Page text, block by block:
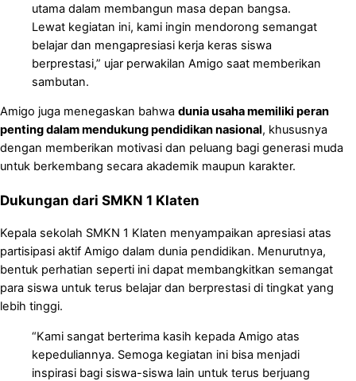
utama dalam membangun masa depan bangsa.
Lewat kegiatan ini, kami ingin mendorong semangat
belajar dan mengapresiasi kerja keras siswa
berprestasi,” ujar perwakilan Amigo saat memberikan
sambutan.
Amigo juga menegaskan bahwa dunia usaha memiliki peran
penting dalam mendukung pendidikan nasional, khususnya
dengan memberikan motivasi dan peluang bagi generasi muda
untuk berkembang secara akademik maupun karakter.
Dukungan dari SMKN 1 Klaten
Kepala sekolah SMKN 1 Klaten menyampaikan apresiasi atas
partisipasi aktif Amigo dalam dunia pendidikan. Menurutnya,
bentuk perhatian seperti ini dapat membangkitkan semangat
para siswa untuk terus belajar dan berprestasi di tingkat yang
lebih tinggi.
“Kami sangat berterima kasih kepada Amigo atas
kepeduliannya. Semoga kegiatan ini bisa menjadi
inspirasi bagi siswa-siswa lain untuk terus berjuang